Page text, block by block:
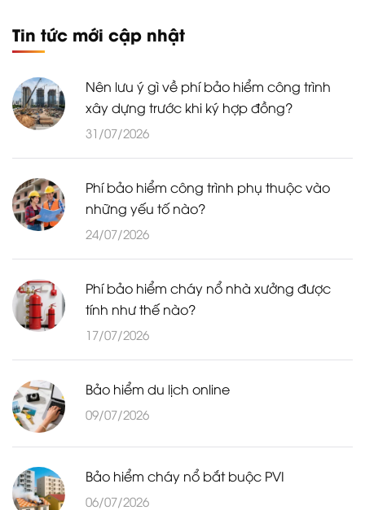
Tin tức mới cập nhật
Nên lưu ý gì về phí bảo hiểm công trình
xây dựng trước khi ký hợp đồng?
31/07/2026
Phí bảo hiểm công trình phụ thuộc vào
những yếu tố nào?
24/07/2026
Phí bảo hiểm cháy nổ nhà xưởng được
tính như thế nào?
17/07/2026
Bảo hiểm du lịch online
09/07/2026
Bảo hiểm cháy nổ bắt buộc PVI
06/07/2026